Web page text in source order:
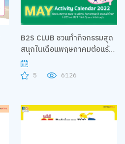
B2S CLUB ชวนทำกิจกรรมสุด
สนุกในเดือนพฤษภาคมต้อนรับ
เปิดเทอม
5 6126